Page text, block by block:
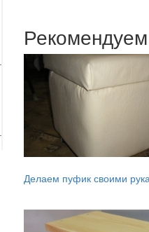
Делаем пуфик своими